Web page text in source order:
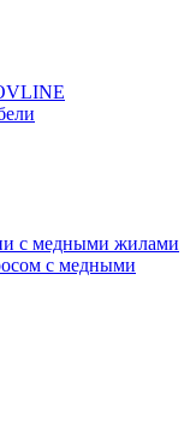
с медными жилами
с медными